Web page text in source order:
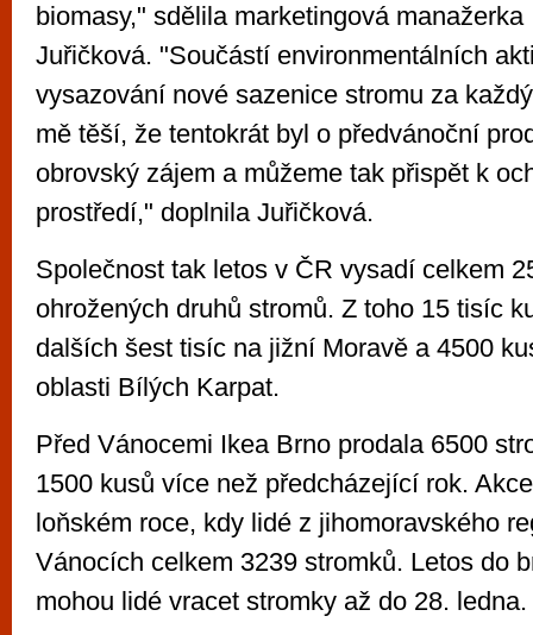
biomasy," sdělila marketingová
Juřičková. "Součástí environmentálních
vysazování nové sazenice stromu za
mě těší, že tentokrát byl o předvánoční
obrovský zájem a můžeme tak přispět k
prostředí," doplnila Juřičková.
Společnost tak letos v ČR vysadí celkem
ohrožených druhů stromů. Z toho 15 tisíc
dalších šest tisíc na jižní Moravě a 4500
oblasti Bílých Karpat.
Před Vánocemi Ikea Brno prodala 6500
1500 kusů více než předcházející rok.
loňském roce, kdy lidé z jihomoravského
Vánocích celkem 3239 stromků. Letos do
mohou lidé vracet stromky až do 28. ledna.